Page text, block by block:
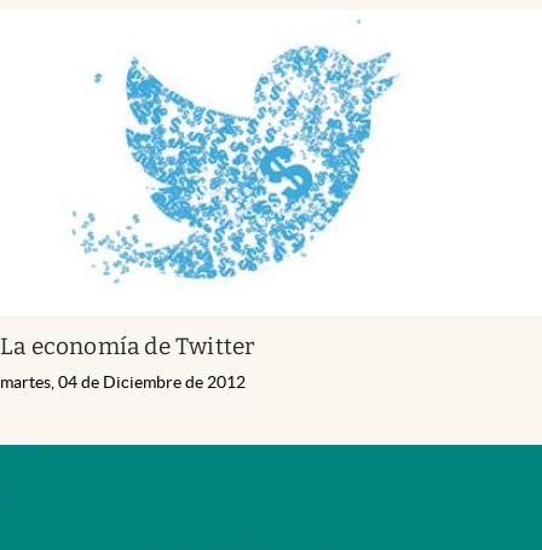
La economía de Twitter
martes, 04 de Diciembre de 2012